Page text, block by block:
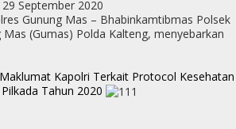
29 September 2020
Gunung Mas – Bhabinkamtibmas Polsek
Mas (Gumas) Polda Kalteng, menyebarkan
Kapolri Terkait Protocol Kesehatan
Tahun 2020